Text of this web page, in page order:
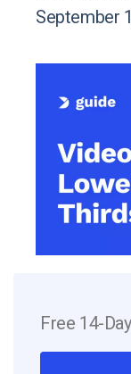
September
Free 14-